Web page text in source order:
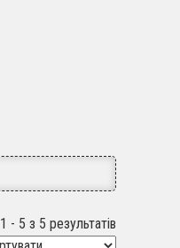
1 - 5 з 5 результатів